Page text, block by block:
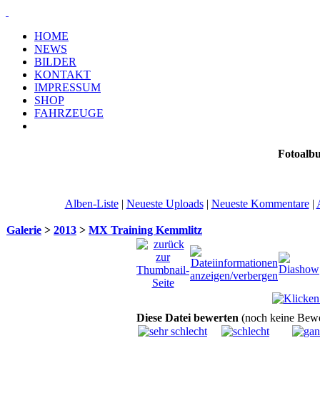
HOME
NEWS
BILDER
KONTAKT
IMPRESSUM
SHOP
FAHRZEUGE
Alben-Liste| Neueste Uploads| Neueste Kommentare|
Galerie > 2013 > MX Training Kemmlitz
Diese Datei bewerten (noch keine